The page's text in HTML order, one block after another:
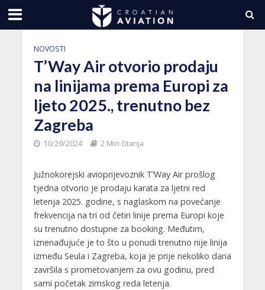
NOVOSTI
T’Way Air otvorio prodaju
na linijama prema Europi za
ljeto 2025., trenutno bez
Zagreba
10/29/2024 2 Min čitanja
Južnokorejski avioprijevoznik T’Way Air prošlog
tjedna otvorio je prodaju karata za ljetni red
letenja 2025. godine, s naglaskom na povećanje
frekvencija na tri od četiri linije prema Europi koje
su trenutno dostupne za booking. Međutim,
iznenađujuće je to što u ponudi trenutno nije linija
između Seula i Zagreba, koja je prije nekoliko dana
završila s prometovanjem za ovu godinu, pred
sami početak zimskog reda letenja.